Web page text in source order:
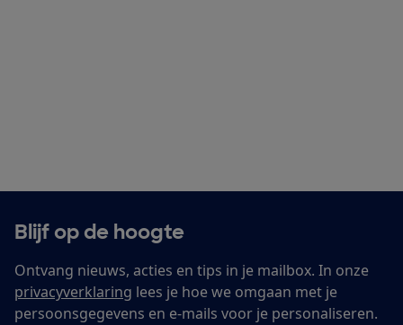
Blijf op de hoogte
Ontvang nieuws, acties en tips in je mailbox. In onze
privacyverklaring lees je hoe we omgaan met je
persoonsgegevens en e-mails voor je personaliseren.